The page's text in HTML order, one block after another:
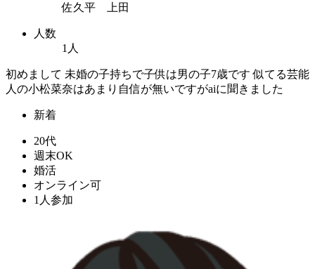
佐久平 上田
人数
1人
初めまして 未婚の子持ちで子供は男の子7歳です 似てる芸能
人の小松菜奈はあまり自信が無いですがaiに聞きました
新着
20代
週末OK
婚活
オンライン可
1人参加